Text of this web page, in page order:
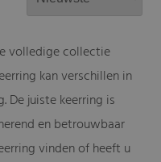
volledige collectie
kan verschillen in
De juiste keerring is
en betrouwbaar
vinden of heeft u